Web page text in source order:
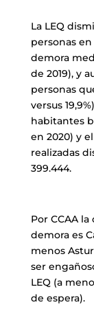
La LEQ
personas
demora
de 2019), y
personas
versus
habitantes
en 2020) y
realizadas
399.444.
Por CCAA
demora es
menos
ser
LEQ (a
de espera).